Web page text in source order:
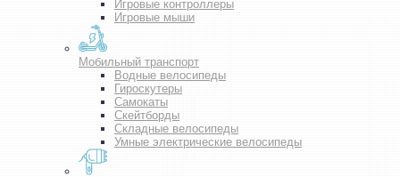
Игровые контроллеры
Игровые мыши
Мобильный транспорт
Водные велосипеды
Гироскутеры
Самокаты
Скейтборды
Складные велосипеды
Умные электрические велосипеды